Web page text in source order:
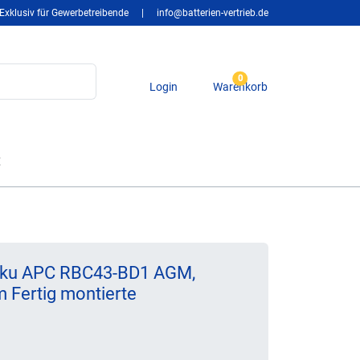
Exklusiv für Gewerbetreibende info@batterien-vertrieb.de
Login
0
Warenkorb
APC RBC43-BD1 AGM,
Fertig montierte